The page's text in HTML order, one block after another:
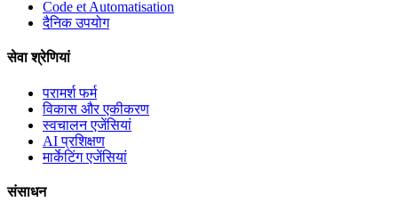
Code et Automatisation
दैनिक उपयोग
सेवा श्रेणियां
परामर्श फर्म
विकास और एकीकरण
स्वचालन एजेंसियां
AI प्रशिक्षण
मार्केटिंग एजेंसियां
संसाधन